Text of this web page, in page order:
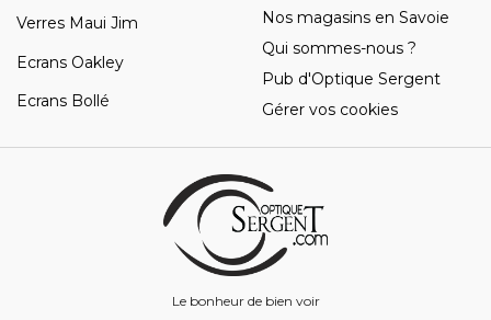
Le bonheur de bien voir
Verres Maui Jim
Ecrans Oakley
Ecrans Bollé
Nos magasins en Savoie
Qui sommes-nous ?
Pub d'Optique Sergent
Gérer vos cookies